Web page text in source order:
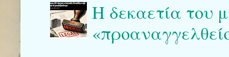
Η δεκαετία του